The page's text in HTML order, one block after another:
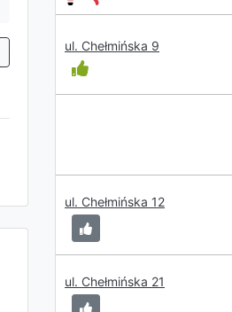
ul. Chełmińska 9
ul. Chełmińska 12
ul. Chełmińska 21